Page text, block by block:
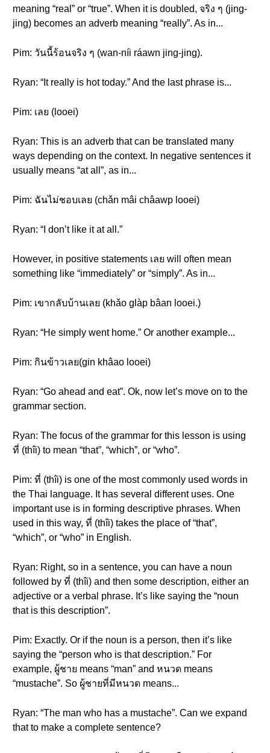
meaning “real” or “true”. When it is doubled, จริง ๆ (jing-
jing) becomes an adverb meaning “really”. As in...
Pim: วันนี้ร้อนจริง ๆ (wan-níi ráawn jing-jing).
Ryan: “It really is hot today.” And the last phrase is...
Pim: เลย (looei)
Ryan: This is an adverb that can be translated many
ways depending on the context. In negative sentences it
usually means “at all”, as in...
Pim: ฉันไม่ชอบเลย (chǎn mâi châawp looei)
Ryan: “I don’t like it at all.”
However, in positive statements เลย will often mean
something like “immediately” or “simply”. As in...
Pim: เขากลับบ้านเลย (khǎo glàp bâan looei.)
Ryan: “He simply went home.” Or another example...
Pim: กินข้าวเลย(gin khâao looei)
Ryan: “Go ahead and eat”. Ok, now let’s move on to the
grammar section.
Ryan: The focus of the grammar for this lesson is using
ที่ (thîi) to mean “that”, “which”, or “who”.
Pim: ที่ (thîi) is one of the most commonly used words in
the Thai language. It has several different uses. One
important use is in forming descriptive phrases. When
used in this way, ที่ (thîi) takes the place of “that”,
“which”, or “who” in English.
Ryan: Right, so in a sentence, you can have a noun
followed by ที่ (thîi) and then some description, either an
adjective or a verbal phrase. It’s like saying the “noun
that is this description”.
Pim: Exactly. Or if the noun is a person, then it’s like
saying the “person who is that description.” For
example, ผู้ชาย means “man” and หนวด means
“mustache”. So ผู้ชายที่มีหนวด means...
Ryan: “The man who has a mustache”. Can we expand
that to make a complete sentence?